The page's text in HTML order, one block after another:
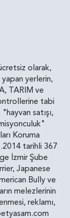
olarak,
yapan yerlerin,
TARIM ve
tabi
satışı,
Koruma
tarihli 367
İzmir Şube
Japanese
Bully ve
melezlerinin
reklamı,